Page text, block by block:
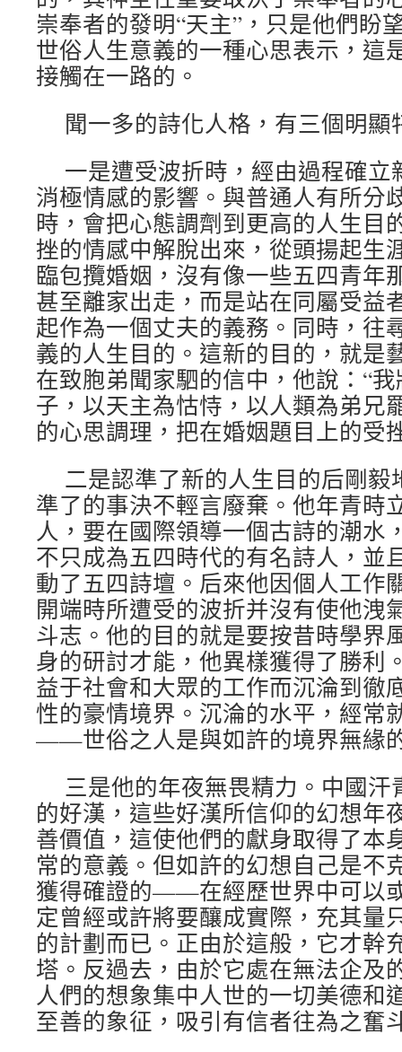
崇奉者的發明“天主”，只是他們盼
世俗人生意義的一種心思表示，這
接觸在一路的。
聞一多的詩化人格，有三個明顯
一是遭受波折時，經由過程確
消極情感的影響。與普通人有所分
時，會把心態調劑到更高的人生目
挫的情感中解脫出來，從頭揚起生
臨包攬婚姻，沒有像一些五四青年
甚至離家出走，而是站在同屬受益
起作為一個丈夫的義務。同時，往
義的人生目的。這新的目的，就是
在致胞弟聞家駟的信中，他說：“
子，以天主為怙恃，以人類為弟兄
的心思調理，把在婚姻題目上的受
二是認準了新的人生目的后剛
準了的事決不輕言廢棄。他年青時
人，要在國際領導一個古詩的潮
不只成為五四時代的有名詩人，並
動了五四詩壇。后來他因個人工作
開端時所遭受的波折并沒有使他洩
斗志。他的目的就是要按昔時學界
身的研討才能，他異樣獲得了勝利
益于社會和大眾的工作而沉淪到徹
性的豪情境界。沉淪的水平，經常
——世俗之人是與如許的境界無緣
三是他的年夜無畏精力。中國
的好漢，這些好漢所信仰的幻想年
善價值，這使他們的獻身取得了本
常的意義。但如許的幻想自己是不
獲得確證的——在經歷世界中可以
定曾經或許將要釀成實際，充其量
的計劃而已。正由於這般，它才幹
塔。反過去，由於它處在無法企及
人們的想象集中人世的一切美德和
至善的象征，吸引有信者往為之奮